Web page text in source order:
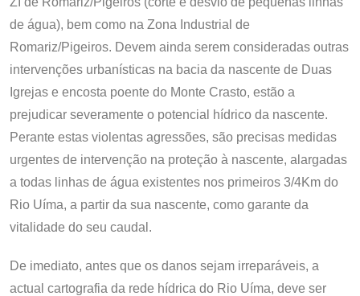
de água), bem como na Zona Industrial de
Romariz/Pigeiros. Devem ainda serem consideradas outras
intervenções urbanísticas na bacia da nascente de Duas
Igrejas e encosta poente do Monte Crasto, estão a
prejudicar severamente o potencial hídrico da nascente.
Perante estas violentas agressões, são precisas medidas
urgentes de intervenção na proteção à nascente, alargadas
a todas linhas de água existentes nos primeiros 3/4Km do
Rio Uíma, a partir da sua nascente, como garante da
vitalidade do seu caudal.
De imediato, antes que os danos sejam irreparáveis, a
actual cartografia da rede hídrica do Rio Uíma, deve ser